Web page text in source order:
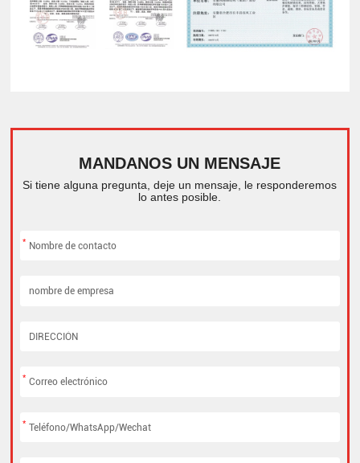
MANDANOS UN MENSAJE
Si tiene alguna pregunta, deje un mensaje, le responderemos
lo antes posible.
*
*
*